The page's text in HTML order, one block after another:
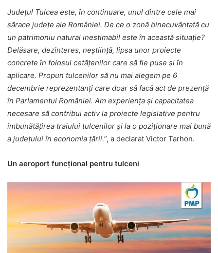
Județul Tulcea este, în continuare, unul dintre cele mai
sărace județe ale României. De ce o zonă binecuvântată cu
un patrimoniu natural inestimabil este în această situație?
Delăsare, dezinteres, neștiință, lipsa unor proiecte
concrete în folosul cetățenilor care să fie puse și în
aplicare. Propun tulcenilor să nu mai alegem pe 6
decembrie reprezentanți care doar să facă act de prezență
în Parlamentul României. Am experiența și capacitatea
necesare să contribui activ la proiecte legislative pentru
îmbunătățirea traiului tulcenilor și la o poziționare mai bună
a județului în economia țării.”, a declarat Victor Tarhon.
Un aeroport funcțional pentru tulceni